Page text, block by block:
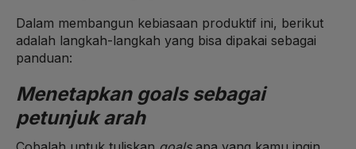
Dalam membangun kebiasaan produktif ini, berikut
adalah langkah-langkah yang bisa dipakai sebagai
panduan:
Menetapkan goals sebagai
petunjuk arah